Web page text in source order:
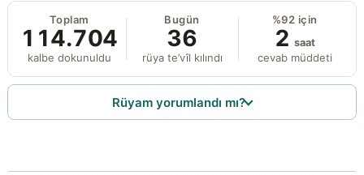
Toplam
114.704
kalbe dokunuldu
Bugün
36
rüya te’vîl kılındı
%92 için
2 saat
cevab müddeti
Rüyam yorumlandı mı?